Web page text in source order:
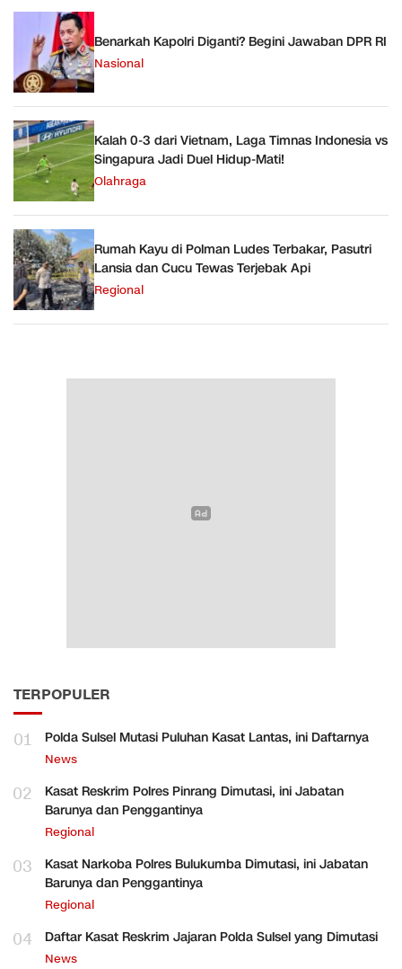
Benarkah Kapolri Diganti? Begini Jawaban DPR RI
Nasional
Kalah 0-3 dari Vietnam, Laga Timnas Indonesia vs
Singapura Jadi Duel Hidup-Mati!
Olahraga
Rumah Kayu di Polman Ludes Terbakar, Pasutri
Lansia dan Cucu Tewas Terjebak Api
Regional
TERPOPULER
01 Polda Sulsel Mutasi Puluhan Kasat Lantas, ini Daftarnya
News
02
Kasat Reskrim Polres Pinrang Dimutasi, ini Jabatan
Barunya dan Penggantinya
Regional
03
Kasat Narkoba Polres Bulukumba Dimutasi, ini Jabatan
Barunya dan Penggantinya
Regional
04 Daftar Kasat Reskrim Jajaran Polda Sulsel yang Dimutasi
News